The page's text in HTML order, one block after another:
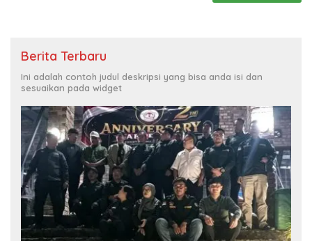
Berita Terbaru
Ini adalah contoh judul deskripsi yang bisa anda isi dan
sesuaikan pada widget